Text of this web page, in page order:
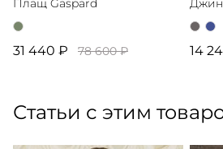
Плащ Gaspard
31 440 ₽ 78 600 ₽ 14
Статьи с этим